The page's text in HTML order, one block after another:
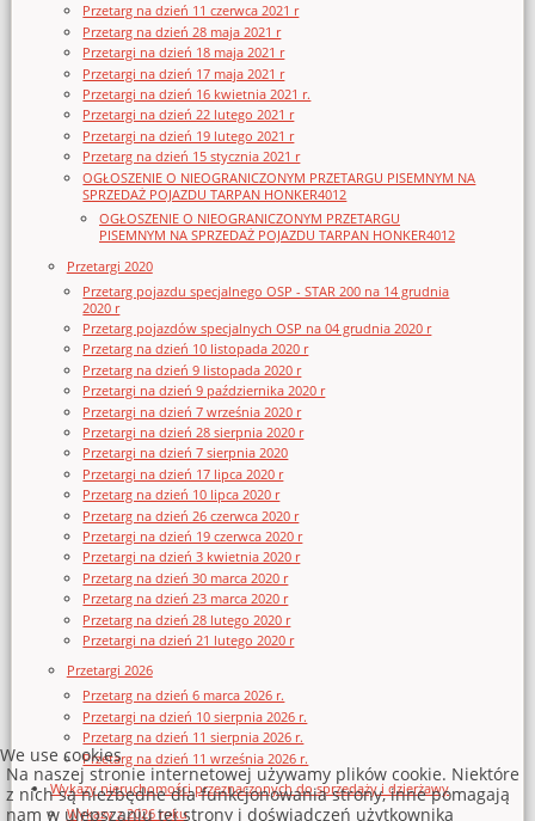
Przetarg na dzień 11 czerwca 2021 r
Przetarg na dzień 28 maja 2021 r
Przetargi na dzień 18 maja 2021 r
Przetargi na dzień 17 maja 2021 r
Przetargi na dzień 16 kwietnia 2021 r.
Przetargi na dzień 22 lutego 2021 r
Przetargi na dzień 19 lutego 2021 r
Przetarg na dzień 15 stycznia 2021 r
OGŁOSZENIE O NIEOGRANICZONYM PRZETARGU PISEMNYM NA
SPRZEDAŻ POJAZDU TARPAN HONKER4012
OGŁOSZENIE O NIEOGRANICZONYM PRZETARGU
PISEMNYM NA SPRZEDAŻ POJAZDU TARPAN HONKER4012
Przetargi 2020
Przetarg pojazdu specjalnego OSP - STAR 200 na 14 grudnia
2020 r
Przetarg pojazdów specjalnych OSP na 04 grudnia 2020 r
Przetarg na dzień 10 listopada 2020 r
Przetarg na dzień 9 listopada 2020 r
Przetargi na dzień 9 października 2020 r
Przetargi na dzień 7 września 2020 r
Przetargi na dzień 28 sierpnia 2020 r
Przetargi na dzień 7 sierpnia 2020
Przetargi na dzień 17 lipca 2020 r
Przetarg na dzień 10 lipca 2020 r
Przetarg na dzień 26 czerwca 2020 r
Przetargi na dzień 19 czerwca 2020 r
Przetargi na dzień 3 kwietnia 2020 r
Przetarg na dzień 30 marca 2020 r
Przetarg na dzień 23 marca 2020 r
Przetarg na dzień 28 lutego 2020 r
Przetargi na dzień 21 lutego 2020 r
Przetargi 2026
Przetarg na dzień 6 marca 2026 r.
Przetargi na dzień 10 sierpnia 2026 r.
Przetarg na dzień 11 sierpnia 2026 r.
Przetarg na dzień 11 września 2026 r.
Wykazy nieruchomości przeznaczonych do sprzedaży i dzierżawy
Wykazy z 2026 roku
We use cookies
Na naszej stronie internetowej używamy plików cookie. Niektóre
z nich są niezbędne dla funkcjonowania strony, inne pomagają
nam w ulepszaniu tej strony i doświadczeń użytkownika